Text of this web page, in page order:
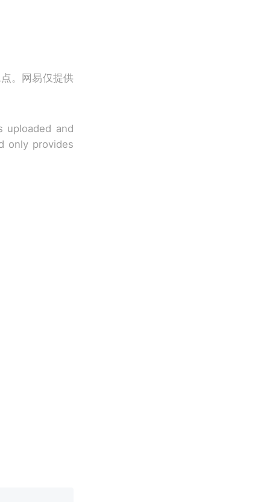
。网易仅提供
uploaded and
only provides
了人生
：已叫停